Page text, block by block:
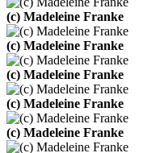
(c) Madeleine Franke
(c) Madeleine Franke
(c) Madeleine Franke
(c) Madeleine Franke
(c) Madeleine Franke